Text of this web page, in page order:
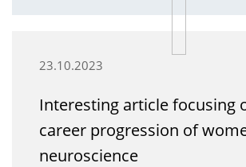
23.10.2023
Interesting article focusing
career progression of
neuroscience